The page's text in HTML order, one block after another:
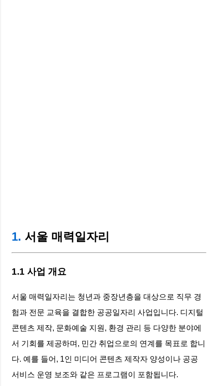
1. 서울 매력일자리
1.1 사업 개요
서울 매력일자리는 청년과 중장년층을 대상으로 직무 경
험과 전문 교육을 결합한 공공일자리 사업입니다. 디지털
콘텐츠 제작, 문화예술 지원, 환경 관리 등 다양한 분야에
서 기회를 제공하며, 민간 취업으로의 연계를 목표로 합니
다. 예를 들어, 1인 미디어 콘텐츠 제작자 양성이나 공공
서비스 운영 보조와 같은 프로그램이 포함됩니다.